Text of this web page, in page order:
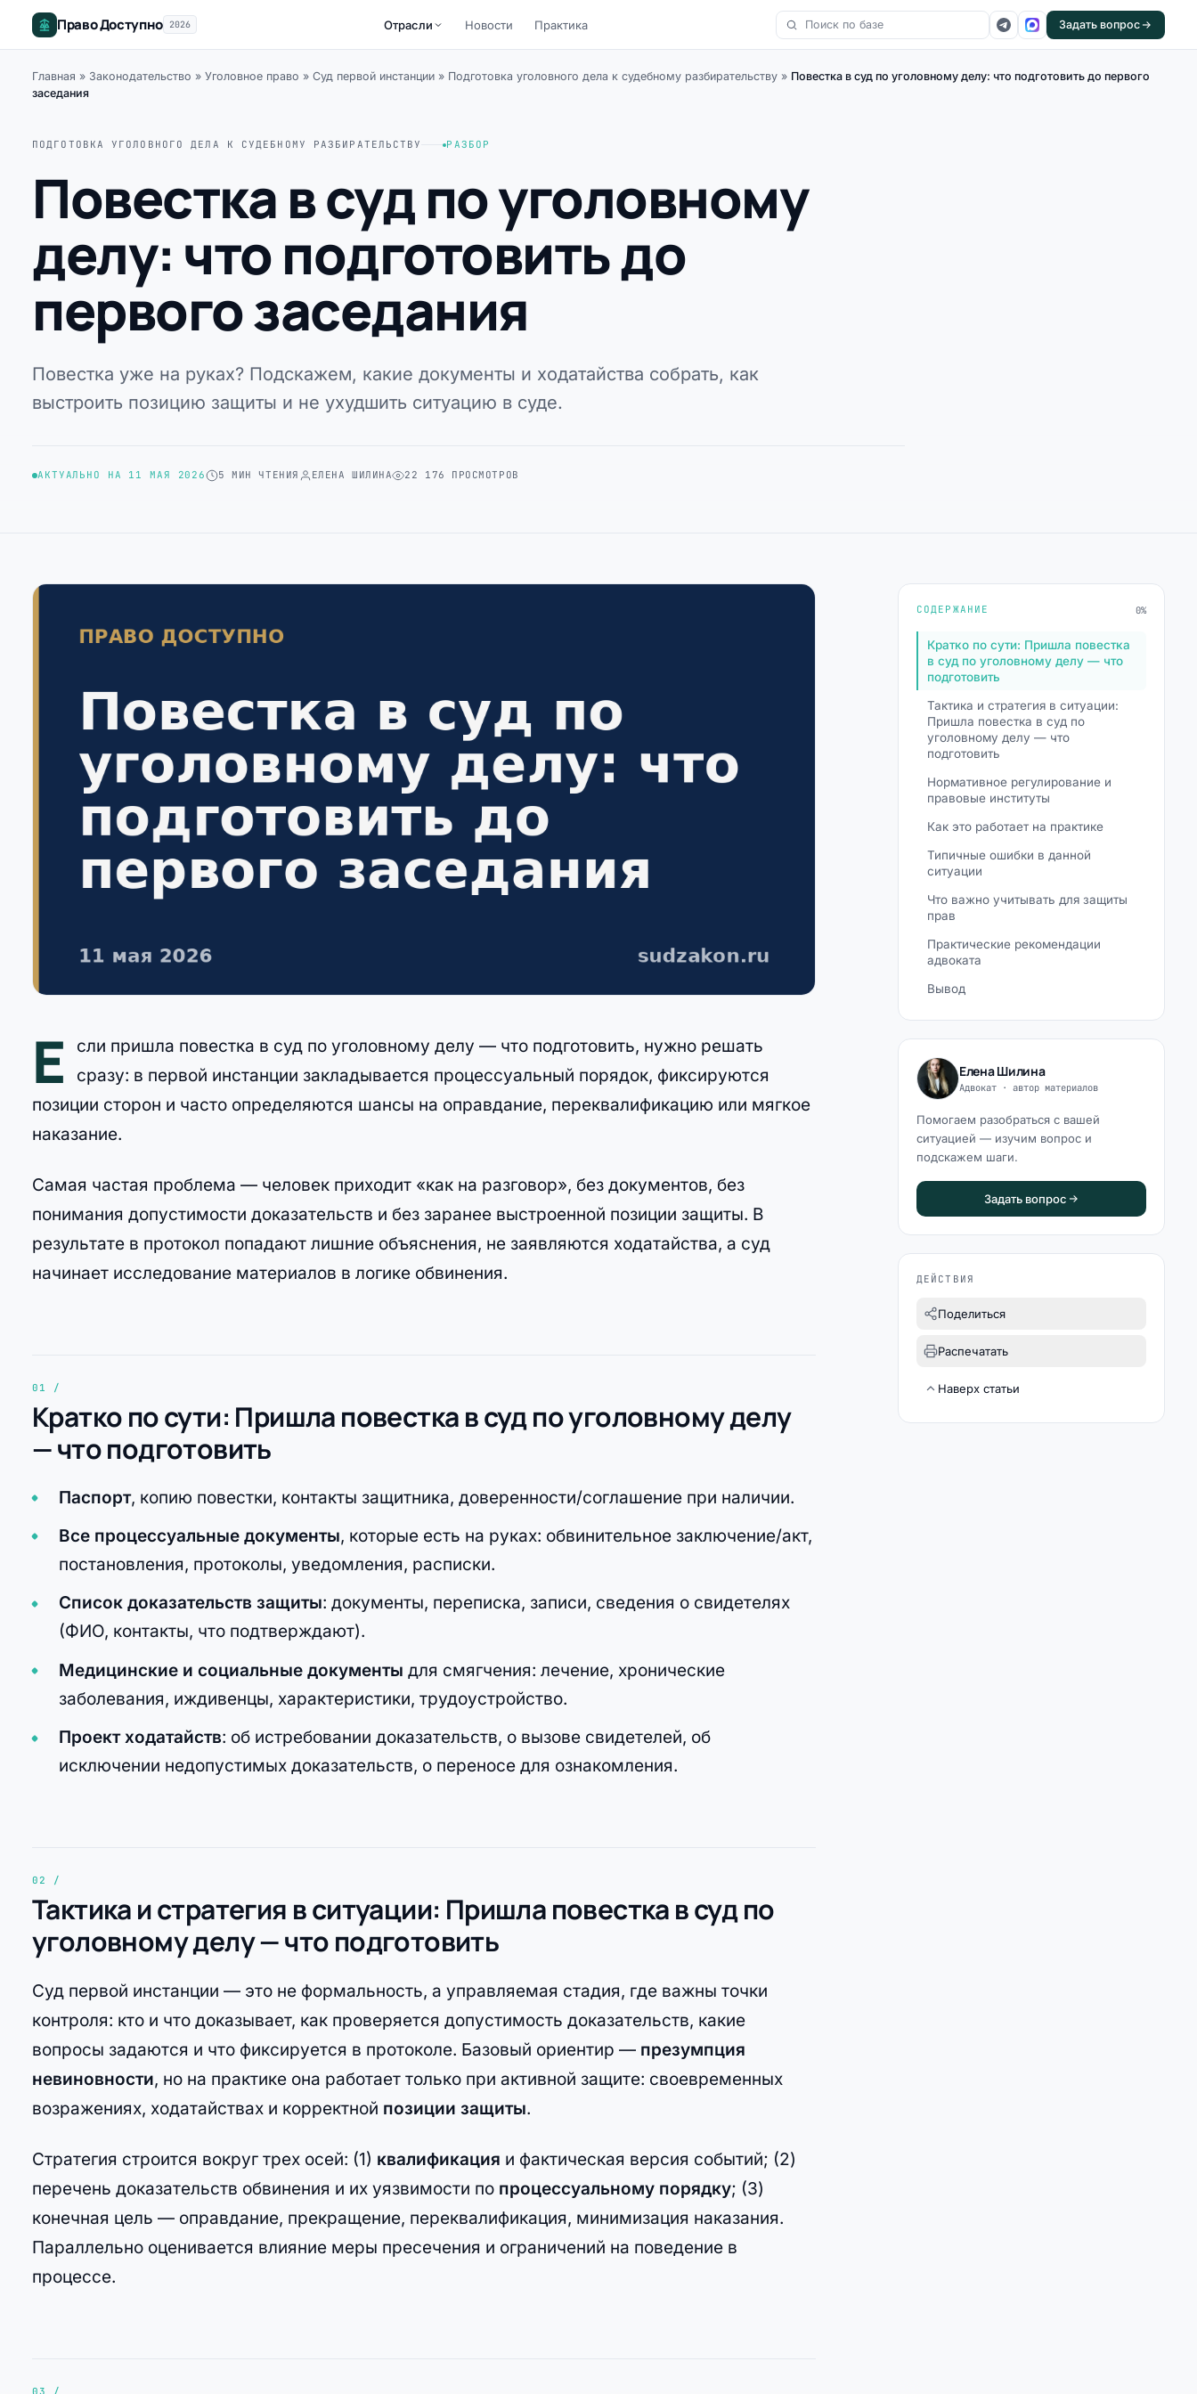
Право Доступно 2026 Отрасли Новости Практика Задать вопрос
Главная » Законодательство » Уголовное право » Суд первой инстанции » Подготовка уголовного дела к судебному разбирательству » Повестка в суд по уголовному делу: что подготовить до первого
заседания
ПОДГОТОВКА УГОЛОВНОГО ДЕЛА К СУДЕБНОМУ РАЗБИРАТЕЛЬСТВУ РАЗБОР
Повестка в суд по уголовному
делу: что подготовить до
первого заседания
Повестка уже на руках? Подскажем, какие документы и ходатайства собрать, как
выстроить позицию защиты и не ухудшить ситуацию в суде.
АКТУАЛЬНО НА 11 МАЯ 2026 5 МИН ЧТЕНИЯ ЕЛЕНА ШИЛИНА 22 176 ПРОСМОТРОВ
Е
сли пришла повестка в суд по уголовному делу — что подготовить, нужно решать
сразу: в первой инстанции закладывается процессуальный порядок, фиксируются
позиции сторон и часто определяются шансы на оправдание, переквалификацию или мягкое
наказание.
Самая частая проблема — человек приходит «как на разговор», без документов, без
понимания допустимости доказательств и без заранее выстроенной позиции защиты. В
результате в протокол попадают лишние объяснения, не заявляются ходатайства, а суд
начинает исследование материалов в логике обвинения.
Кратко по сути: Пришла повестка в суд по уголовному делу
— что подготовить
Паспорт, копию повестки, контакты защитника, доверенности/соглашение при наличии.
Все процессуальные документы, которые есть на руках: обвинительное заключение/акт,
постановления, протоколы, уведомления, расписки.
Список доказательств защиты: документы, переписка, записи, сведения о свидетелях
(ФИО, контакты, что подтверждают).
Медицинские и социальные документы для смягчения: лечение, хронические
заболевания, иждивенцы, характеристики, трудоустройство.
Проект ходатайств: об истребовании доказательств, о вызове свидетелей, об
исключении недопустимых доказательств, о переносе для ознакомления.
Тактика и стратегия в ситуации: Пришла повестка в суд по
уголовному делу — что подготовить
Суд первой инстанции — это не формальность, а управляемая стадия, где важны точки
контроля: кто и что доказывает, как проверяется допустимость доказательств, какие
вопросы задаются и что фиксируется в протоколе. Базовый ориентир — презумпция
невиновности, но на практике она работает только при активной защите: своевременных
возражениях, ходатайствах и корректной позиции защиты.
Стратегия строится вокруг трех осей: (1) квалификация и фактическая версия событий; (2)
перечень доказательств обвинения и их уязвимости по процессуальному порядку; (3)
конечная цель — оправдание, прекращение, переквалификация, минимизация наказания.
Параллельно оценивается влияние меры пресечения и ограничений на поведение в
процессе.
СОДЕРЖАНИЕ 0%
Кратко по сути: Пришла повестка
в суд по уголовному делу — что
подготовить
Тактика и стратегия в ситуации:
Пришла повестка в суд по
уголовному делу — что
подготовить
Нормативное регулирование и
правовые институты
Как это работает на практике
Типичные ошибки в данной
ситуации
Что важно учитывать для защиты
прав
Практические рекомендации
адвоката
Вывод
Елена Шилина
Адвокат · автор материалов
Помогаем разобраться с вашей
ситуацией — изучим вопрос и
подскажем шаги.
Задать вопрос
ДЕЙСТВИЯ
Поделиться
Распечатать
Наверх статьи